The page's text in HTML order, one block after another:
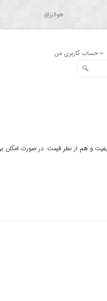
هوالرزاق
حساب کاربری من